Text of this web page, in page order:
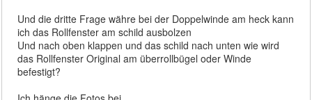
Und die dritte Frage währe bei der Doppelwinde am heck kann
ich das Rollfenster am schild ausbolzen
Und nach oben klappen und das schild nach unten wie wird
das Rollfenster Original am überrollbügel oder Winde
befestigt?